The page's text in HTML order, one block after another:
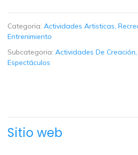
Categoria: Actividades Artisticas,
Entrenimiento
Subcategoria: Actividades De
Espectáculos
Sitio web